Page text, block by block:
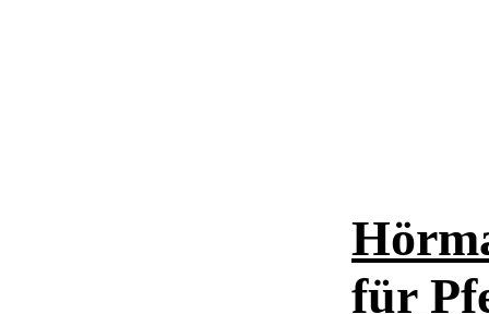
für